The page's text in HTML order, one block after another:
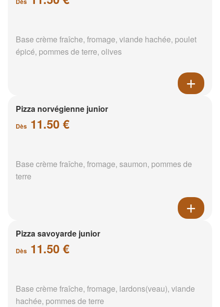
Base crème fraîche, fromage, viande hachée, poulet
épicé, pommes de terre, olives
Pizza norvégienne junior
Dès 11.50 €
Base crème fraîche, fromage, saumon, pommes de
terre
Pizza savoyarde junior
Dès 11.50 €
Base crème fraîche, fromage, lardons(veau), viande
hachée, pommes de terre